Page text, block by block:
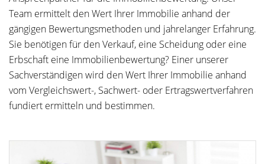
Team ermittelt den Wert Ihrer Immobilie anhand der
gängigen Bewertungsmethoden und jahrelanger Erfahrung.
Sie benötigen für den Verkauf, eine Scheidung oder eine
Erbschaft eine Immobilienbewertung? Einer unserer
Sachverständigen wird den Wert Ihrer Immobilie anhand
vom Vergleichswert-, Sachwert- oder Ertragswertverfahren
fundiert ermitteln und bestimmen.